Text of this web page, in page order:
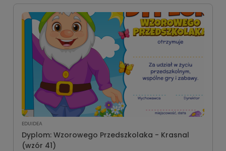
EDUIDEA
Dyplom: Wzorowego Przedszkolaka - Krasnal
(wzór 41)